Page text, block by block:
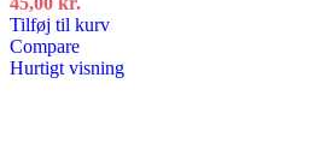
Tilføj til kurv
Compare
Hurtigt visning